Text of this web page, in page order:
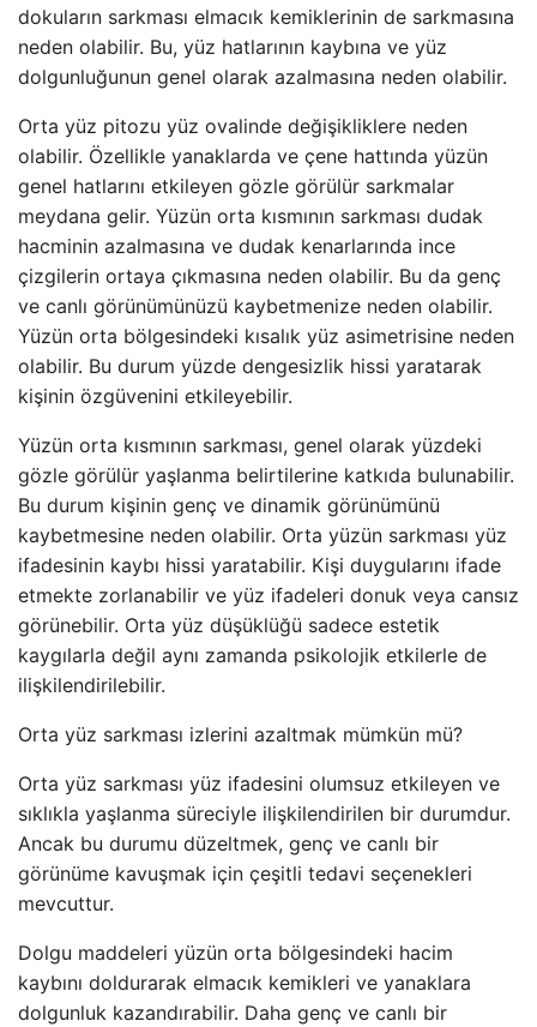
dokuların sarkması elmacık kemiklerinin de sarkmasına
neden olabilir. Bu, yüz hatlarının kaybına ve yüz
dolgunluğunun genel olarak azalmasına neden olabilir.
Orta yüz pitozu yüz ovalinde değişikliklere neden
olabilir. Özellikle yanaklarda ve çene hattında yüzün
genel hatlarını etkileyen gözle görülür sarkmalar
meydana gelir. Yüzün orta kısmının sarkması dudak
hacminin azalmasına ve dudak kenarlarında ince
çizgilerin ortaya çıkmasına neden olabilir. Bu da genç
ve canlı görünümünüzü kaybetmenize neden olabilir.
Yüzün orta bölgesindeki kısalık yüz asimetrisine neden
olabilir. Bu durum yüzde dengesizlik hissi yaratarak
kişinin özgüvenini etkileyebilir.
Yüzün orta kısmının sarkması, genel olarak yüzdeki
gözle görülür yaşlanma belirtilerine katkıda bulunabilir.
Bu durum kişinin genç ve dinamik görünümünü
kaybetmesine neden olabilir. Orta yüzün sarkması yüz
ifadesinin kaybı hissi yaratabilir. Kişi duygularını ifade
etmekte zorlanabilir ve yüz ifadeleri donuk veya cansız
görünebilir. Orta yüz düşüklüğü sadece estetik
kaygılarla değil aynı zamanda psikolojik etkilerle de
ilişkilendirilebilir.
Orta yüz sarkması izlerini azaltmak mümkün mü?
Orta yüz sarkması yüz ifadesini olumsuz etkileyen ve
sıklıkla yaşlanma süreciyle ilişkilendirilen bir durumdur.
Ancak bu durumu düzeltmek, genç ve canlı bir
görünüme kavuşmak için çeşitli tedavi seçenekleri
mevcuttur.
Dolgu maddeleri yüzün orta bölgesindeki hacim
kaybını doldurarak elmacık kemikleri ve yanaklara
dolgunluk kazandırabilir. Daha genç ve canlı bir